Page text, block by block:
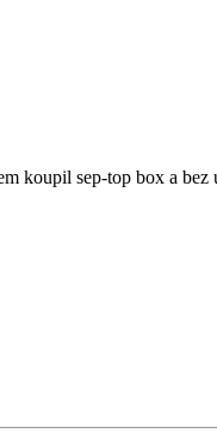
koupil sep-top box a bez